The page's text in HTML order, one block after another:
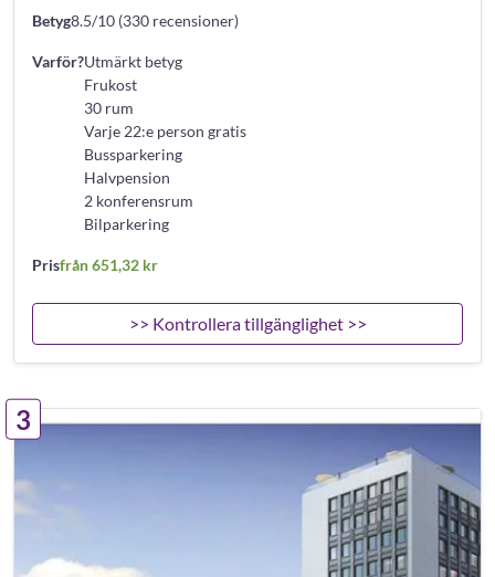
Betyg8.5/10 (330 recensioner)
Varför?Utmärkt betyg
Frukost
30 rum
Varje 22:e person gratis
Bussparkering
Halvpension
2 konferensrum
Bilparkering
Prisfrån 651,32 kr
>> Kontrollera tillgänglighet >>
3